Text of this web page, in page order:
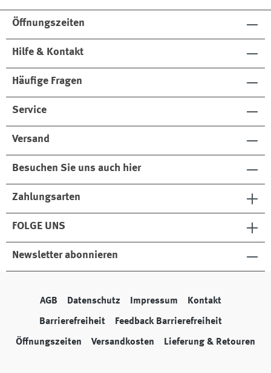
Dunkelbr
Öffnungszeiten
Hilfe & Kontakt
Häufige Fragen
Service
Versand
Besuchen Sie uns auch hier
Zahlungsarten
FOLGE UNS
Newsletter abonnieren
AGB Datenschutz Impressum Kontakt
Barrierefreiheit Feedback Barrierefreiheit
Öffnungszeiten Versandkosten Lieferung & Retouren